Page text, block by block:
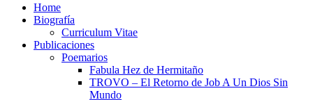
Home
Biografía
Curriculum Vitae​
Publicaciones
Poemarios
Fabula Hez de Hermitaño
TROVO – El Retorno de Job A Un Dios Sin
Mundo